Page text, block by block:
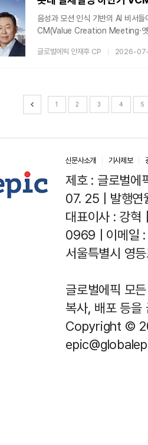
음성과 모션 인식 기반의 AI 비서
CM(Value Creation Meeting·옛
에 띄는 변화는 강연단이었다. 롯
글로벌에픽 안재후 CP 2026-
1 2 3 4 5
신문사소개 기사제보
제호 : 글로벌
07. 25 | 발행연
대표이사 : 강
0969 | 이메일
서울특별시 영
글로벌에픽 모
복사, 배포 등을
Copyright ©